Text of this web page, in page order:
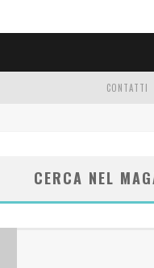
CONTATTI
CERCA NEL